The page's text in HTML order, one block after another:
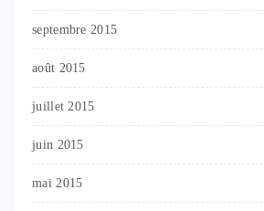
septembre 2015
août 2015
juillet 2015
juin 2015
mai 2015